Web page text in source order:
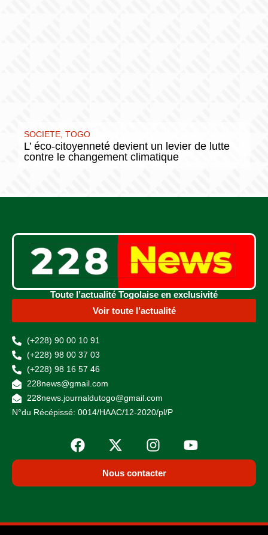
SOCIETE TOGO
L’ éco-citoyenneté devient un levier de lutte
contre le changement climatique
Toute l’actualité Togolaise en exclusivité
Voir toute l’actualité
(+228) 90 00 10 91
(+228) 98 00 37 03
(+228) 98 16 57 46
228news@gmail.com
228news.journaldutogo@gmail.com
N°du Récépissé: 0014/HAAC/12-2020/pl/P
Nous contacter